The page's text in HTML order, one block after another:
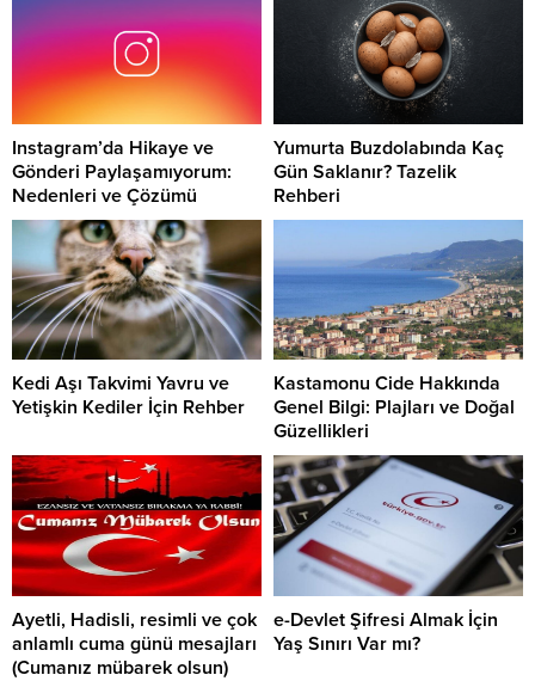
Instagram’da Hikaye ve
Gönderi Paylaşamıyorum:
Nedenleri ve Çözümü
Yumurta Buzdolabında Kaç
Gün Saklanır? Tazelik
Rehberi
Kedi Aşı Takvimi Yavru ve
Yetişkin Kediler İçin Rehber
Kastamonu Cide Hakkında
Genel Bilgi: Plajları ve Doğal
Güzellikleri
Ayetli, Hadisli, resimli ve çok
anlamlı cuma günü mesajları
(Cumanız mübarek olsun)
e-Devlet Şifresi Almak İçin
Yaş Sınırı Var mı?